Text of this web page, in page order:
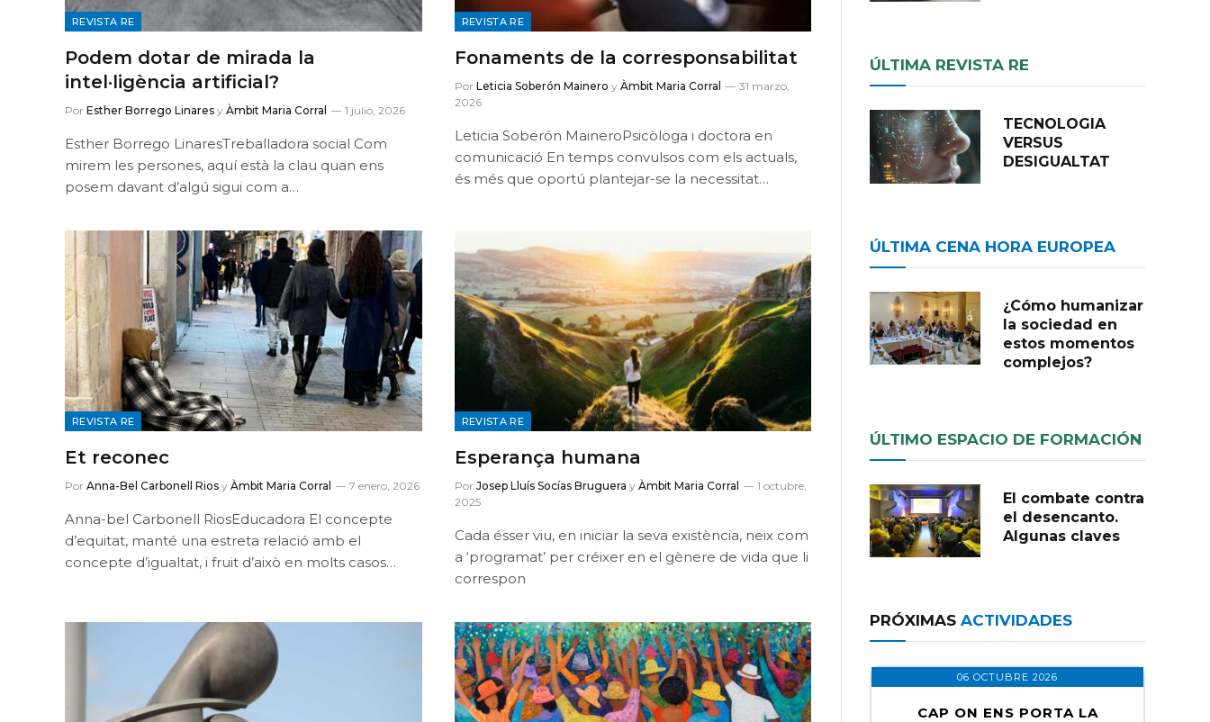
REVISTA RE
Podem dotar de mirada la
intel·ligència artificial?
Por Esther Borrego Linares y Àmbit Maria Corral 1 julio, 2026
Esther Borrego LinaresTreballadora social Com
mirem les persones, aquí està la clau quan ens
posem davant d’algú sigui com a…
REVISTA RE
Fonaments de la corresponsabilitat
Por Leticia Soberón Mainero y Àmbit Maria Corral
31 marzo,
2026
Leticia Soberón MaineroPsicòloga i doctora en
comunicació En temps convulsos com els actuals,
és més que oportú plantejar-se la necessitat…
REVISTA RE
Et reconec
Por Anna-Bel Carbonell Rios y Àmbit Maria Corral 7 enero, 2026
Anna-bel Carbonell RiosEducadora El concepte
d’equitat, manté una estreta relació amb el
concepte d’igualtat, i fruit d’això en molts casos…
REVISTA RE
Esperança humana
Por Josep Lluís Socías Bruguera y Àmbit Maria Corral
1 octubre,
2025
Cada ésser viu, en iniciar la seva existència, neix com
a ‘programat’ per créixer en el gènere de vida que li
correspon
ÚLTIMA REVISTA RE
TECNOLOGIA
VERSUS
DESIGUALTAT
ÚLTIMA CENA HORA EUROPEA
¿Cómo humanizar
la sociedad en
estos momentos
complejos?
ÚLTIMO ESPACIO DE FORMACIÓN
El combate contra
el desencanto.
Algunas claves
PRÓXIMASACTIVIDADES
06 OCTUBRE 2026
CAP ON ENS PORTA LA